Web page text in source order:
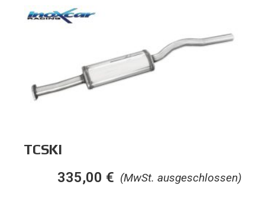
TCSKI
(MwSt. ausgeschlossen)
335,00 €